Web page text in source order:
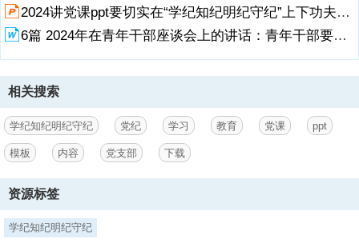
2、国建设、民族复兴伟业提供坚强纪律保障。我们党是靠革命理想和
铁的纪律组织起来的马克思主义政党，纪律严明是党的光荣传统和独特
优势。党的十八大以来，以习近平同志为核心的党中央把纪律建设摆在
更加突出的位置，作为全面从严治党的治本之策，与时俱进推进理论、
实践和制度创新，纪律建设成为新时代党的建设总体布局的突出亮点。
党中央先后于2015年、2018年和2023年三次修订条例，始终坚持严的
基调，不断完善纪律规矩，释放了全面从严治党越来越严、越往后执纪
越严的强烈信号，充分彰显了我们党推进自我革命的坚定决心和坚强意
志。,促进全党深刻领悟“两个确立”的决定性意义、坚决做到“两个维护”,
目录,贯彻落实习近平新时代中
3、国特色社会主义思想，将习近平总书记关于全面加强党的纪律建设
全党,总结全面从严管党治党经验，实现制度的与时俱进,1,促进全党深
刻领悟“两个确立”的决定性意义、坚决做到“两个维护”,促进全党深刻领
2024讲党课ppt要切实在“学纪知纪明纪守纪”上下功夫研讨发言要切实在“学纪知纪明纪守纪”上下功夫党纪学习教育党课电子版ppt模板「带完整内容」党员干部支部书记学习党课课件下载公文素材.pptx
6篇 2024年在青年干部座谈会上的讲话：青年干部要养成学纪知纪明纪守纪的习惯.doc
相关搜索
学纪知纪明纪守纪 党纪 学习 教育 党课 ppt
模板 内容 党支部 下载
资源标签
学纪知纪明纪守纪